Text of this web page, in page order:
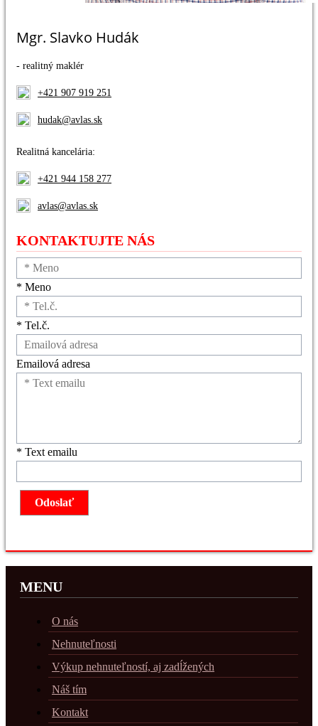
Mgr. Slavko Hudák
- realitný maklér
+421 907 919 251
hudak@avlas.sk
Realitná kancelária:
+421 944 158 277
avlas@avlas.sk
KONTAKTUJTE NÁS
* Meno
* Tel.č.
Emailová adresa
* Text emailu
MENU
O nás
Nehnuteľnosti
Výkup nehnuteľností, aj zadĺžených
Náš tím
Kontakt